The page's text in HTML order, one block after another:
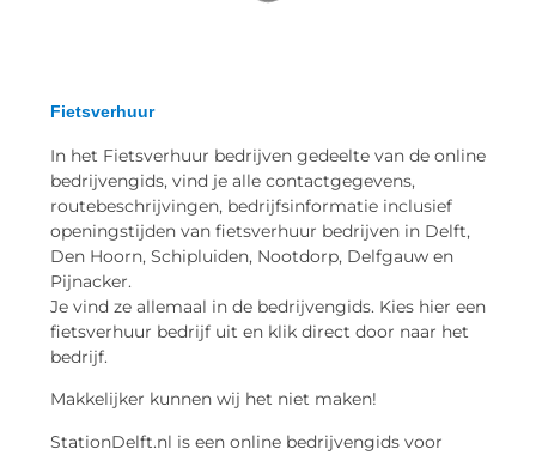
Fietsverhuur
In het Fietsverhuur bedrijven gedeelte van de online
bedrijvengids, vind je alle contactgegevens,
routebeschrijvingen, bedrijfsinformatie inclusief
openingstijden van fietsverhuur bedrijven in Delft,
Den Hoorn, Schipluiden, Nootdorp, Delfgauw en
Pijnacker.
Je vind ze allemaal in de bedrijvengids. Kies hier een
fietsverhuur bedrijf uit en klik direct door naar het
bedrijf.
Makkelijker kunnen wij het niet maken!
StationDelft.nl is een online bedrijvengids voor